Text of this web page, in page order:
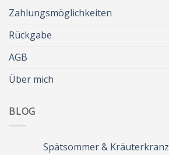
Zahlungsmöglichkeiten
Rückgabe
AGB
Über mich
BLOG
Spätsommer & Kräuterkranz